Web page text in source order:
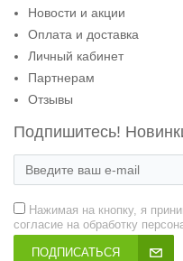
Новости и акции
Оплата и доставка
Личный кабинет
Партнерам
Отзывы
Подпишитесь!
Нажимая на кнопку, я
согласие на обработку
ПОДПИСАТЬСЯ